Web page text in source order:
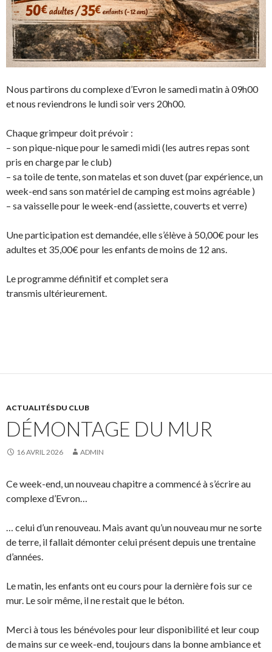
Nous partirons du complexe d’Evron le samedi matin à 09h00
et nous reviendrons le lundi soir vers 20h00.
Chaque grimpeur doit prévoir :
– son pique-nique pour le samedi midi (les autres repas sont
pris en charge par le club)
– sa toile de tente, son matelas et son duvet (par expérience, un
week-end sans son matériel de camping est moins agréable )
– sa vaisselle pour le week-end (assiette, couverts et verre)
Une participation est demandée, elle s’élève à 50,00€ pour les
adultes et 35,00€ pour les enfants de moins de 12 ans.
Le programme définitif et complet sera
transmis ultérieurement.
ACTUALITÉS DU CLUB
DÉMONTAGE DU MUR
16 AVRIL 2026 ADMIN
Ce week-end, un nouveau chapitre a commencé à s’écrire au
complexe d’Evron…
… celui d’un renouveau. Mais avant qu’un nouveau mur ne sorte
de terre, il fallait démonter celui présent depuis une trentaine
d’années.
Le matin, les enfants ont eu cours pour la dernière fois sur ce
mur. Le soir même, il ne restait que le béton.
Merci à tous les bénévoles pour leur disponibilité et leur coup
de mains sur ce week-end, toujours dans la bonne ambiance et